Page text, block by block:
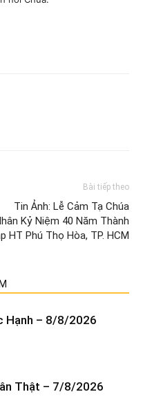
Bài tiếp theo
Tin Ảnh: Lễ Cảm Tạ Chúa
Kỷ Niệm 40 Năm Thành
HT Phú Thọ Hòa, TP. HCM
Hạnh – 8/8/2026
Thật – 7/8/2026